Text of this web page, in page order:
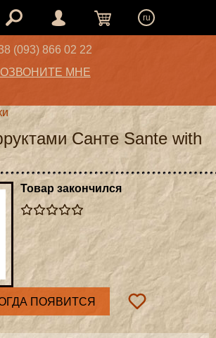
ru
(093) 866 02 22
МНЕ
Санте Sante with
Товар закончился
ПОЯВИТСЯ